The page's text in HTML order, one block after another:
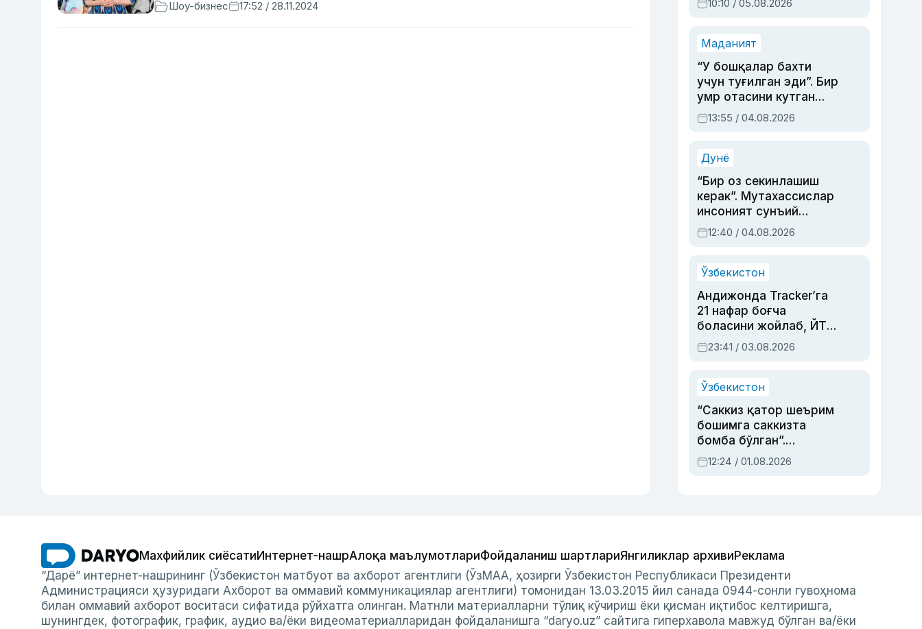
Шоу-бизнес 17:52 / 28.11.2024 10:10 / 05.08.2026
Маданият
“У бошқалар бахти
учун туғилган эди”. Бир
умр отасини кутган
актриса ва дубльяж
устаси Римма
синовларга тўла ҳаёти
13:55 / 04.08.2026
Дунё
“Бир оз секинлашиш
керак”. Мутахассислар
инсоният сунъий
интеллектни бошқара
олмай қолишидан
12:40 / 04.08.2026
Ўзбекистон
Андижонда Tracker’га
21 нафар боғча
боласини жойлаб, ЙТҲ
содир этган аёлга суд
ҳукми ўқилди
23:41 / 03.08.2026
Ўзбекистон
“Саккиз қатор шеърим
бошимга саккизта
бомба бўлган”.
Абдулла Ориповни
сиёсий айбловлардан
12:24 / 01.08.2026
Махфийлик сиёсатиИнтернет-нашрАлоқа маълумотлариФойдаланиш шартлариЯнгиликлар архивиРеклама
“Дарё” интернет-нашрининг (Ўзбекистон матбуот ва ахборот агентлиги (ЎзМАА, ҳозирги Ўзбекистон Республикаси Президенти
Администрацияси ҳузуридаги Ахборот ва оммавий коммуникациялар агентлиги) томонидан 13.03.2015 йил санада 0944-сонли гувоҳнома
билан оммавий ахборот воситаси сифатида рўйхатга олинган. Матнли материалларни тўлиқ кўчириш ёки қисман иқтибос келтиришга,
шунингдек, фотографик, график, аудио ва/ёки видеоматериалларидан фойдаланишга “daryo.uz” сайтига гиперхавола мавжуд бўлган ва/ёки